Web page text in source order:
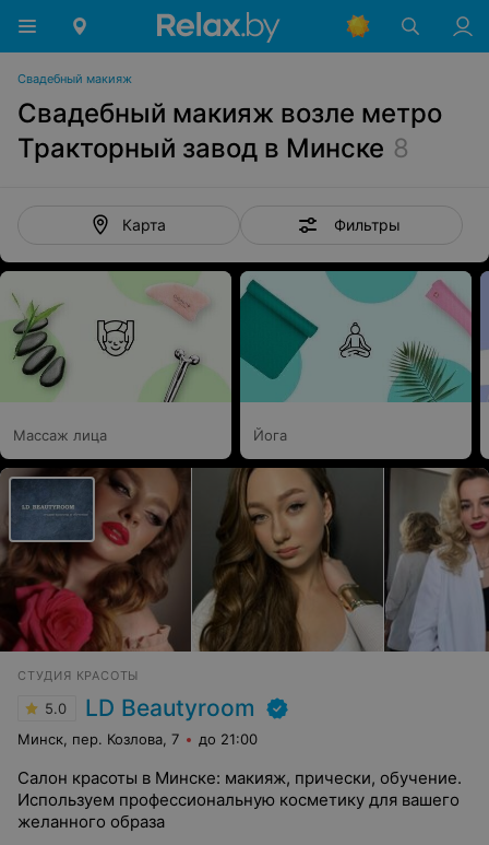
Свадебный макияж
Свадебный макияж возле метро
Тракторный завод в Минске 8
Карта Фильтры
Массаж лица Йога
СТУДИЯ КРАСОТЫ
5.0 LD Beautyroom
Минск, пер. Козлова, 7 до 21:00
Салон красоты в Минске: макияж, прически, обучение.
Используем профессиональную косметику для вашего
желанного образа